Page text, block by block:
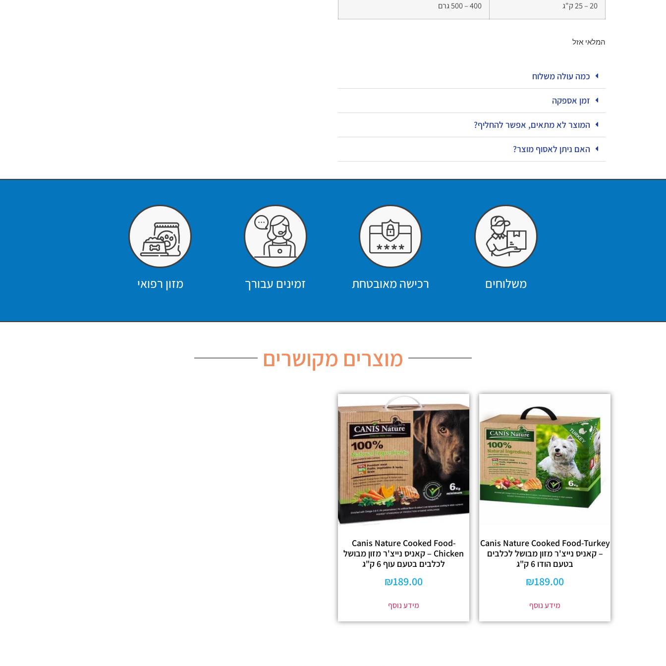
20 – 25 ק"ג 400 – 500 גרם
המלאי אזל
כמה עולה משלוח
זמן אספקה
המוצר לא מתאים, אפשר להחליף?
האם ניתן לאסוף מוצר?
משלוחים רכישה מאובטחת זמינים עבורך מזון רפואי
מוצרים מקושרים
Canis Nature Cooked Food-Turkey
– קאניס נייצ'ר מזון מבושל לכלבים
בטעם הודו 6 ק"ג
₪189.00
מידע נוסף
Canis Nature Cooked Food-
Chicken – קאניס נייצ'ר מזון מבושל
לכלבים בטעם עוף 6 ק"ג
₪189.00
מידע נוסף